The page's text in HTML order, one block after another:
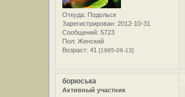
Откуда: Подольск
Зарегистрирован: 2012-10-31
Сообщений: 5723
Пол: Женский
Возраст: 41[1985-06-13]
борюська
Активный участник